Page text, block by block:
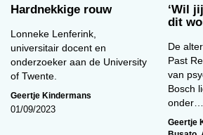
Hardnekkige rouw
Lonneke Lenferink,
universitair docent en
onderzoeker aan de University
of Twente.
Geertje Kindermans
01/09/2023
‘Wil
dit
De
Past
van
Bosch
onder…
Geertje